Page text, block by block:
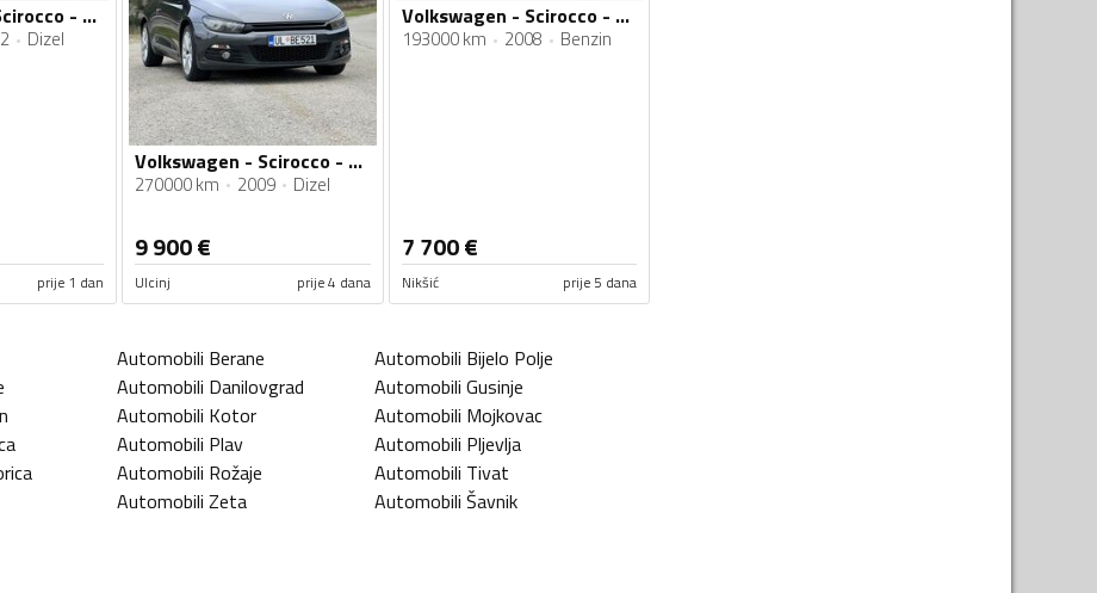
Volkswagen - Scirocco - 2.0TDI
Dizel
prije 1 dan
Volkswagen - Scirocco - 2.0
270000 km 2009 Dizel
9 900€
Ulcinj prije 4 dana
Volkswagen - Scirocco - 2.0 TSI
193000 km 2008 Benzin
7 700€
Nikšić prije 5 dana
Automobili Berane Automobili Bijelo Polje
Automobili Danilovgrad Automobili Gusinje
Automobili Kotor Automobili Mojkovac
Automobili Plav Automobili Pljevlja
Automobili Rožaje Automobili Tivat
Automobili Zeta Automobili Šavnik